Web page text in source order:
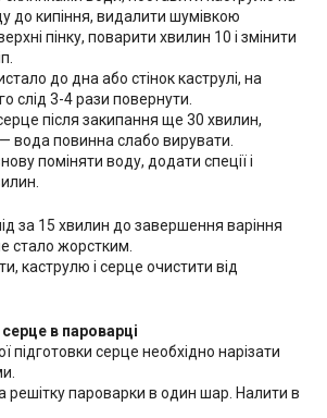
до кипіння, видалити шумівкою
пінку, поварити хвилин 10 і змінити
до дна або стінок каструлі, на
слід 3-4 рази повернути.
після закипання ще 30 хвилин,
вода повинна слабо вирувати.
поміняти воду, додати спеції і
за 15 хвилин до завершення варіння
стало жорстким.
каструлю і серце очистити від
в пароварці
підготовки серце необхідно нарізати
решітку пароварки в один шар. Налити в